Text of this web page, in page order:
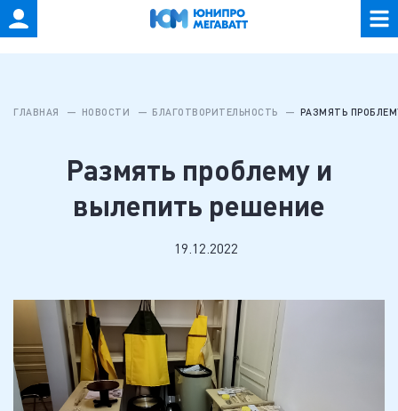
ГЛАВНАЯ НОВОСТИ БЛАГОТВОРИТЕЛЬНОСТЬ РАЗМЯТЬ
Размять проблему и
вылепить решение
19.12.2022